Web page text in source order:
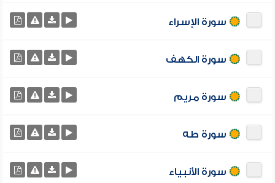
سورة الإسراء
سورة الكهف
سورة مريم
سورة طه
سورة الأنبياء